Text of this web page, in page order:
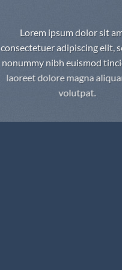
Lorem ipsum dolor sit
consectetuer adipiscing elit,
nonummy nibh euismod
laoreet dolore magna
volutpat.